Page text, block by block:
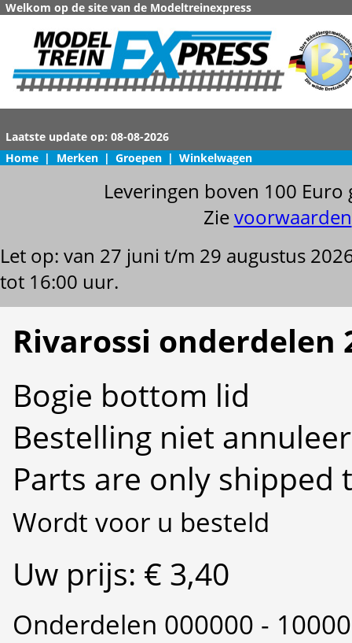
Welkom op de site van de Modeltreinexpress
Home | Merken | Groepen | Winkelwagen
Leveringen boven 100
Zievoorwaarden
Let op: van 27 juni t/m 29 augustus
tot 16:00 uur.
Rivarossi onderdelen
Bogie bottom lid
Bestelling niet
Parts are only shipped
Wordt voor u besteld
Uw prijs: € 3,40
Onderdelen 000000 -